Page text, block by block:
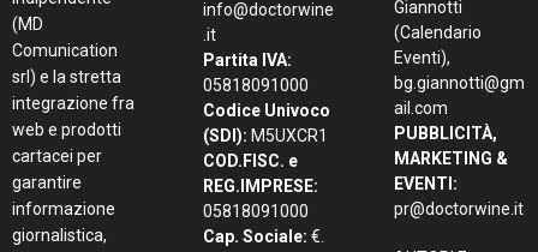
(MD
Comunication
srl) e la stretta
integrazione fra
web e prodotti
cartacei per
garantire
informazione
giornalistica,
info@doctorwine
.it
Partita IVA:
05818091000
Codice Univoco
(SDI): M5UXCR1
COD.FISC. e
REG.IMPRESE:
05818091000
Cap. Sociale: €.
Giannotti
(Calendario
Eventi),
bg.giannotti@gm
ail.com
PUBBLICITÀ,
MARKETING &
EVENTI:
pr@doctorwine.it